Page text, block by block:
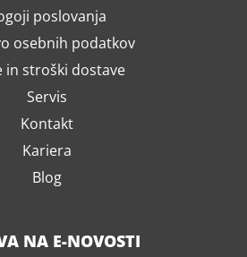
poslovanja
osebnih podatkov
in stroški dostave
Servis
Kontakt
Kariera
Blog
NA E-NOVOSTI